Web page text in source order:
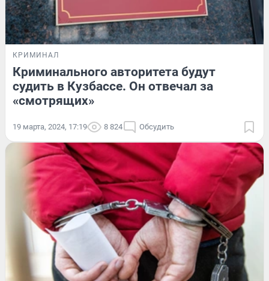
КРИМИНАЛ
Криминального авторитета будут
судить в Кузбассе. Он отвечал за
«смотрящих»
19 марта, 2024, 17:19 8 824 Обсудить